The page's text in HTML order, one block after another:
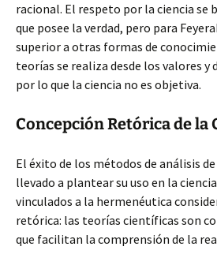
racional. El respeto por la ciencia se
que posee la verdad, pero para
superior a otras formas de
teorías se realiza desde los valores y
por lo que la ciencia no es objetiva.
Concepción Retórica de la
El éxito de los métodos de análisis
llevado a plantear su uso en la
vinculados a la hermenéutica
retórica: las teorías científicas son
que facilitan la comprensión de la